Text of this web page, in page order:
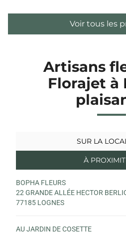
Voir tous les
Artisans
Florajet à
SUR LA
À
BOPHA FLEURS
22 GRANDE ALLÉE HECTOR
77185 LOGNES
AU JARDIN DE COSETTE